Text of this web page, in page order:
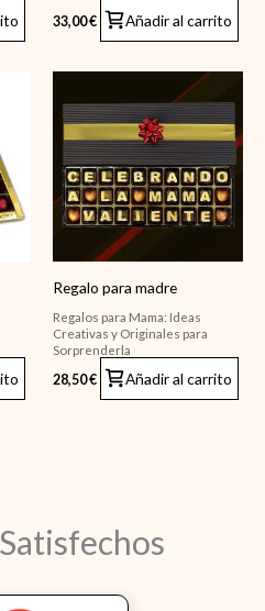
33,00€ Añadir al carrito
Regalo para madre
Regalos para Mama: Ideas
Creativas y Originales para
Sorprenderla
28,50€ Añadir al carrito